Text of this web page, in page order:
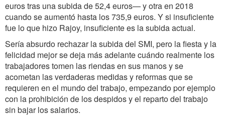
euros tras una subida de 52,4 euros— y otra en 2018
cuando se aumentó hasta los 735,9 euros. Y si insuficiente
fue lo que hizo Rajoy, insuficiente es la subida actual.
Sería absurdo rechazar la subida del SMI, pero la fiesta y la
felicidad mejor se deja más adelante cuándo realmente los
trabajadores tomen las riendas en sus manos y se
acometan las verdaderas medidas y reformas que se
requieren en el mundo del trabajo, empezando por ejemplo
con la prohibición de los despidos y el reparto del trabajo
sin bajar los salarios.